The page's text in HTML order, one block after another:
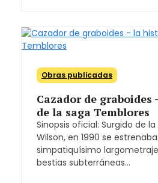
Obras publicadas
Cazador de
de la saga Temblores
Sinopsis oficial: Surgido de
Wilson, en 1990 se
simpatiquísimo
bestias subterráneas…